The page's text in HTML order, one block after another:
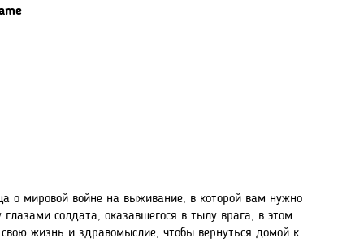
о мировой войне на выживание, в которой вам нужно
солдата, оказавшегося в тылу врага, в этом
жизнь и здравомыслие, чтобы вернуться домой к